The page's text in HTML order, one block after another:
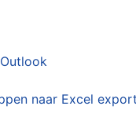
naar Excel